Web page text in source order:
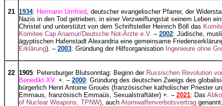
21 1934: Hermann Umfried , deutscher evangelischer Pfarrer, der
Nazis in den Tod getrieben, in einer Verzweiflungstat seinem Leben
Christel und unterstützt von dem Schriftsteller Heinrich Böll das
Komitee Cap Anamur/Deutsche Not-Ärzte e.V. – 2002: Jüdische,
ägyptischen Hafenstadt Alexandria eine gemeinsame
Erklärung). – 2003: Gründung der Hilfsorganisation Ingenieure ohne
22 1905: Petersburger Blutsonntag: Beginn der Russischen Revolution
Benedikt XV. +. – 2000: Gründung des deutschen Zweigs des
bürgerlich Henri Antoine Grouès (französischer katholischer Priester
Emmaus französisch Emmaüs, Sexualstraftäter) +. – 2021: Das
of Nuclear Weapons, TPNW) , auch Atomwaffenverbotsvertrag